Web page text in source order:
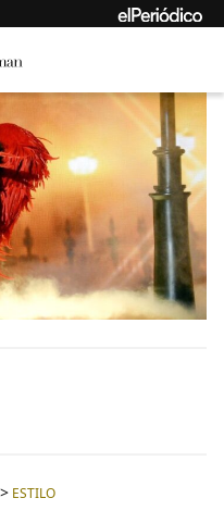
ESTILO